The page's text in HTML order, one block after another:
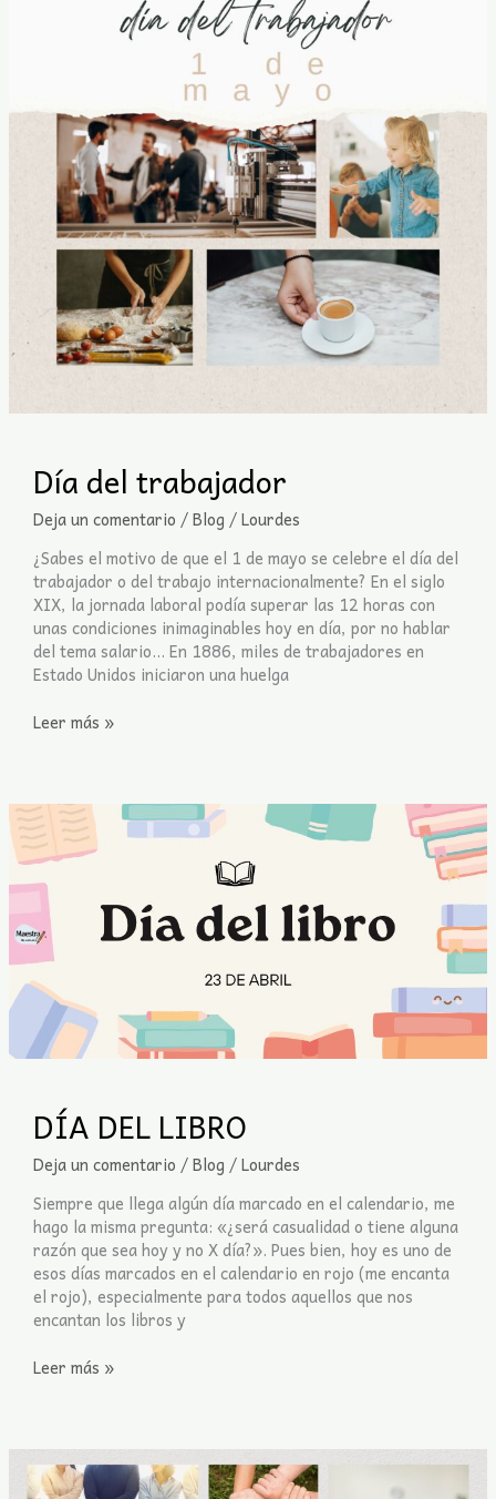
Día del trabajador
Deja un comentario /Blog /Lourdes
¿Sabes el motivo de que el 1 de mayo se celebre el día del
trabajador o del trabajo internacionalmente? En el siglo
XIX, la jornada laboral podía superar las 12 horas con
unas condiciones inimaginables hoy en día, por no hablar
del tema salario… En 1886, miles de trabajadores en
Estado Unidos iniciaron una huelga
Leer más »
DÍA DEL LIBRO
Deja un comentario /Blog /Lourdes
Siempre que llega algún día marcado en el calendario, me
hago la misma pregunta: «¿será casualidad o tiene alguna
razón que sea hoy y no X día?». Pues bien, hoy es uno de
esos días marcados en el calendario en rojo (me encanta
el rojo), especialmente para todos aquellos que nos
encantan los libros y
DÍA
DEL
LIBRO
Leer más »
TUTORIAS
CON